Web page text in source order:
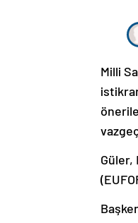
Milli
Güler,